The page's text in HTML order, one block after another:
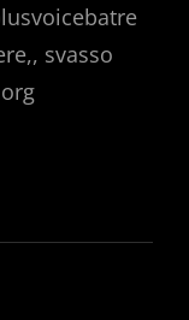
svasso